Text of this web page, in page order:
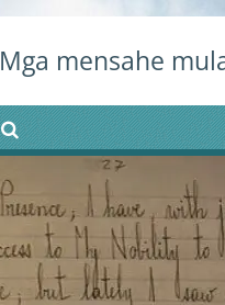
Mga mensahe